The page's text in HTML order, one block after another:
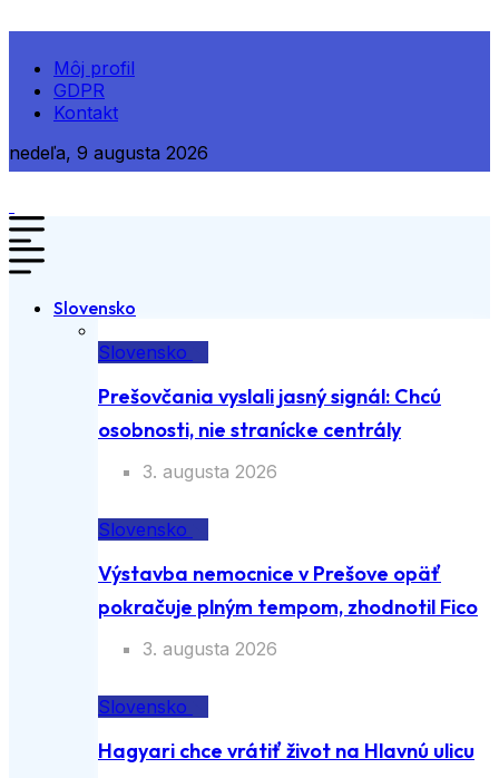
Môj profil
GDPR
Kontakt
nedeľa, 9 augusta 2026
Slovensko
Slovensko
Prešovčania vyslali jasný signál: Chcú
osobnosti, nie stranícke centrály
3. augusta 2026
Slovensko
Výstavba nemocnice v Prešove opäť
pokračuje plným tempom, zhodnotil Fico
3. augusta 2026
Slovensko
Hagyari chce vrátiť život na Hlavnú ulicu